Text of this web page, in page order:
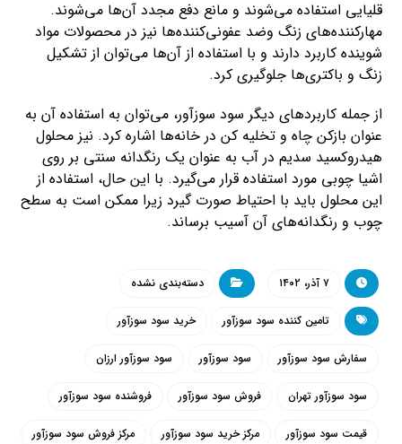
قلیایی استفاده می‌شوند و مانع دفع مجدد آن‌ها می‌شوند.
مهارکننده‌های زنگ وضد عفونی‌کننده‌ها نیز در محصولات مواد
شوینده کاربرد دارند و با استفاده از آن‌ها می‌توان از تشکیل
زنگ و باکتری‌ها جلوگیری کرد.
از جمله کاربردهای دیگر سود سوزآور، می‌توان به استفاده آن به
عنوان بازکن چاه و تخلیه کن در خانه‌ها اشاره کرد. نیز محلول
هیدروکسید سدیم در آب به عنوان یک رنگدانه سنتی بر روی
اشیا چوبی مورد استفاده قرار می‌گیرد. با این حال، استفاده از
این محلول باید با احتیاط صورت گیرد زیرا ممکن است به سطح
چوب و رنگدانه‌های آن آسیب برساند.
۷ آذر، ۱۴۰۲ دسته‌بندی نشده
تامین کننده سود سوزآور خرید سود سوزآور
سفارش سود سوزآور سود سوزآور سود سوزآور ارزان
سود سوزآور تهران فروش سود سوزآور فروشنده سود سوزآور
قیمت سود سوزآور مرکز خرید سود سوزآور مرکز فروش سود سوزآور